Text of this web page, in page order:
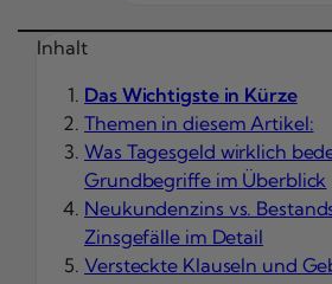
Inhalt
Das Wichtigste in Kürze
Themen in diesem Artikel:
Was Tagesgeld wirklich
Grundbegriffe im Überblick
Neukundenzins vs.
Zinsgefälle im Detail
Versteckte Klauseln und